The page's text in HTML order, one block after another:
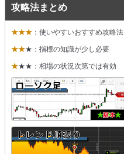
攻略法まとめ
★★★ ：使いやすいおすすめ攻略法
★★★：指標の知識が少し必要
★★★：相場の状況次第では有効